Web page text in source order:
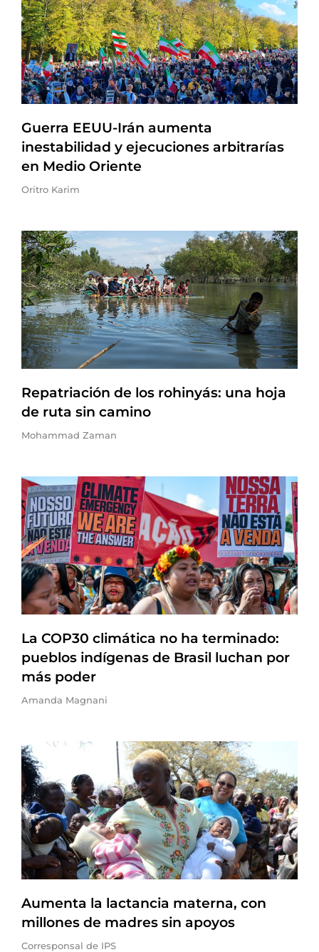
Guerra EEUU-Irán aumenta
inestabilidad y ejecuciones arbitrarías
en Medio Oriente
Oritro Karim
Repatriación de los rohinyás: una hoja
de ruta sin camino
Mohammad Zaman
La COP30 climática no ha terminado:
pueblos indígenas de Brasil luchan por
más poder
Amanda Magnani
Aumenta la lactancia materna, con
millones de madres sin apoyos
Corresponsal de IPS